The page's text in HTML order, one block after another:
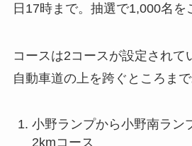
日17時まで。抽選で1,000名を
コースは2コースが設定されて
自動車道の上を跨ぐところまで
小野ランプから小野南ラン
2kmコース